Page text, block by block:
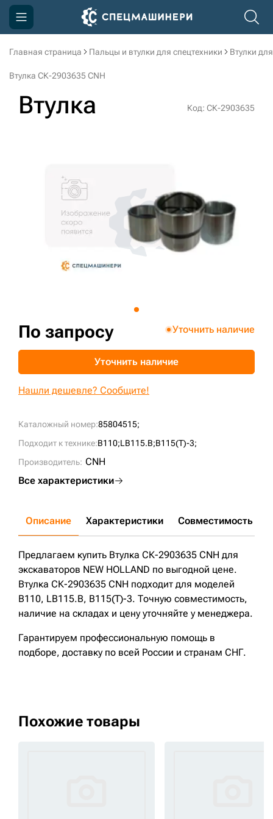
Главная страница Пальцы и втулки для спецтехники Втулки
Втулка СК-2903635 CNH
Втулка Код: СК-2903635
Каталожный номер:85804515;
Подходит к технике:B110;LB115.B;B115(T)-3;
Производитель: CNH
Все характеристики
По запросу Уточнить наличие
Уточнить наличие
Нашли дешевле? Сообщите!
Описание Характеристики Совместимость
Предлагаем купить Втулка СК-2903635 CNH для
экскаваторов NEW HOLLAND по выгодной цене.
Втулка СК-2903635 CNH подходит для моделей
B110, LB115.B, B115(T)-3. Точную совместимость,
наличие на складах и цену уточняйте у менеджера.
Гарантируем профессиональную помощь в
подборе, доставку по всей России и странам СНГ.
Похожие товары
Компания
Доставка и оплата
3D тур по производству
3D тур по складам
sksale@skdst.ru